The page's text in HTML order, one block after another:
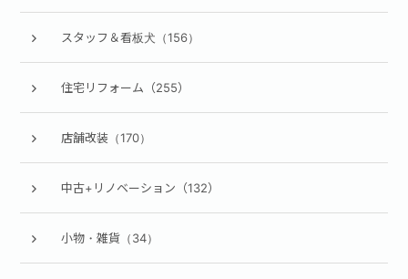
スタッフ＆看板犬（156）
住宅リフォーム（255）
店舗改装（170）
中古+リノベーション（132）
小物・雑貨（34）